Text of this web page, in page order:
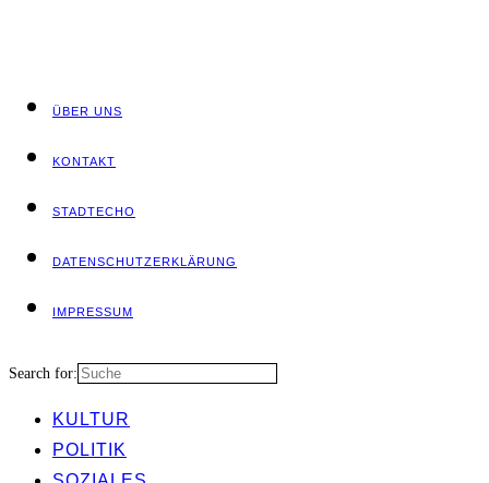
ÜBER UNS
KON­TAKT
STADT­ECHO
DATEN­SCHUTZ­ER­KLÄ­RUNG
IMPRES­SUM
Search for:
KUL­TUR
POLI­TIK